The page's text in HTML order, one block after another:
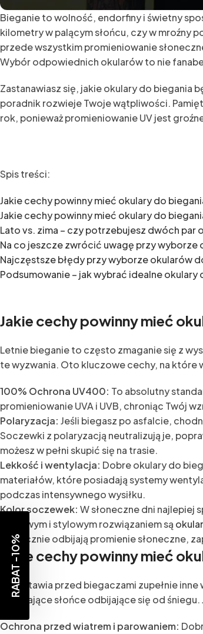
Bieganie to wolność, endorfiny i świetny
kilometry w palącym słońcu, czy w mroźny
przede wszystkim promieniowanie
Wybór odpowiednich okularów to nie
Zastanawiasz się, jakie okulary do biegania
poradnik rozwieje Twoje wątpliwości.
rok, ponieważ promieniowanie UV jest
Spis treści:
Jakie cechy powinny mieć okulary do
Jakie cechy powinny mieć okulary do
Lato vs. zima – czy potrzebujesz dwóch par
Na co jeszcze zwrócić uwagę przy wyborze
Najczęstsze błędy przy wyborze okularów
Podsumowanie – jak wybrać idealne okulary
Jakie cechy powinny mieć
Letnie bieganie to często zmaganie się z
te wyzwania. Oto kluczowe cechy, na które
100% Ochrona UV400: To absolutny
promieniowanie UVA i UVB, chroniąc Twój
Polaryzacja: Jeśli biegasz po asfalcie,
Soczewki z polaryzacją neutralizują je,
możesz w pełni skupić się na trasie.
Lekkość i wentylacja: Dobre okulary do
materiałów, które posiadają systemy
podczas intensywnego wysiłku.
Kolor soczewek: W słoneczne dni najlepiej
Ciekawym i stylowym rozwiązaniem są
skutecznie odbijają promienie słoneczne,
Jakie cechy powinny mieć
Zima stawia przed biegaczami zupełnie
oślepiające słońce odbijające się od
Ochrona przed wiatrem i parowaniem:
RABAT -10%